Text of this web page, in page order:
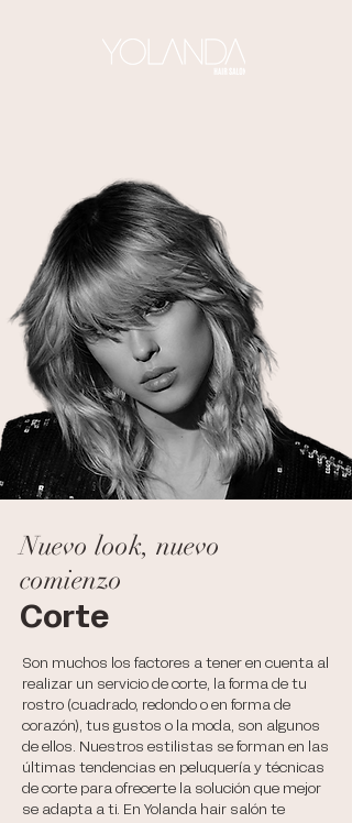
Nuevo look, nuevo
comienzo
Corte
Son muchos los factores a tener en cuenta al
realizar un servicio de corte, la forma de tu
rostro (cuadrado, redondo o en forma de
corazón), tus gustos o la moda, son algunos
de ellos. Nuestros estilistas se forman en las
últimas tendencias en peluquería y técnicas
de corte para ofrecerte la solución que mejor
se adapta a ti. En Yolanda hair salón te